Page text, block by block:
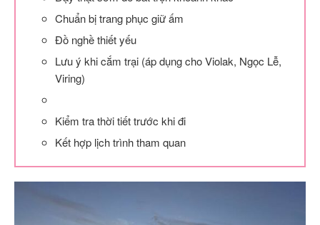
Chuẩn bị trang phục giữ ấm
Đồ nghề thiết yếu
Lưu ý khi cắm trại (áp dụng cho Violak, Ngọc Lễ,
Viring)
Kiểm tra thời tiết trước khi đi
Kết hợp lịch trình tham quan